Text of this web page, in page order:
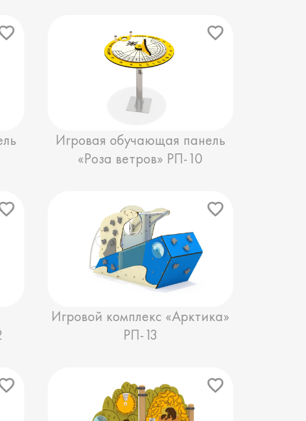
Игровая обучающая панель
«Роза ветров» РП-10
Игровой комплекс «Арктика»
РП-13